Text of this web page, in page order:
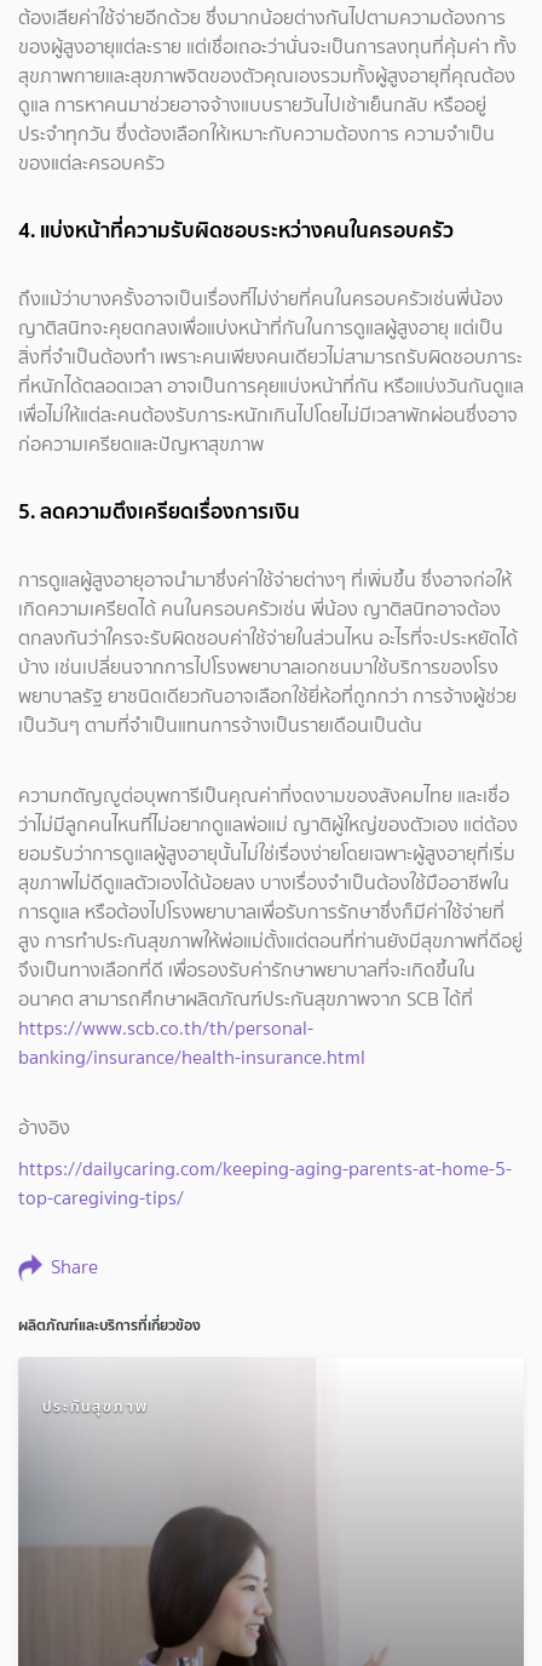
ต้องเสียค่าใช้จ่ายอีกด้วย ซึ่งมากน้อยต่างกันไปตามความต้องการ
ของผู้สูงอายุแต่ละราย แต่เชื่อเถอะว่านั่นจะเป็นการลงทุนที่คุ้มค่า ทั้ง
สุขภาพกายและสุขภาพจิตของตัวคุณเองรวมทั้งผู้สูงอายุที่คุณต้อง
ดูแล การหาคนมาช่วยอาจจ้างแบบรายวันไปเช้าเย็นกลับ หรืออยู่
ประจำทุกวัน ซึ่งต้องเลือกให้เหมาะกับความต้องการ ความจำเป็น
ของแต่ละครอบครัว
4. แบ่งหน้าที่ความรับผิดชอบระหว่างคนในครอบครัว
ถึงแม้ว่าบางครั้งอาจเป็นเรื่องที่ไม่ง่ายที่คนในครอบครัวเช่นพี่น้อง
ญาติสนิทจะคุยตกลงเพื่อแบ่งหน้าที่กันในการดูแลผู้สูงอายุ แต่เป็น
สิ่งที่จำเป็นต้องทำ เพราะคนเพียงคนเดียวไม่สามารถรับผิดชอบภาระ
ที่หนักได้ตลอดเวลา อาจเป็นการคุยแบ่งหน้าที่กัน หรือแบ่งวันกันดูแล
เพื่อไม่ให้แต่ละคนต้องรับภาระหนักเกินไปโดยไม่มีเวลาพักผ่อนซึ่งอาจ
ก่อความเครียดและปัญหาสุขภาพ
5. ลดความตึงเครียดเรื่องการเงิน
การดูแลผู้สูงอายุอาจนำมาซึ่งค่าใช้จ่ายต่างๆ ที่เพิ่มขึ้น ซึ่งอาจก่อให้
เกิดความเครียดได้ คนในครอบครัวเช่น พี่น้อง ญาติสนิทอาจต้อง
ตกลงกันว่าใครจะรับผิดชอบค่าใช้จ่ายในส่วนไหน อะไรที่จะประหยัดได้
บ้าง เช่นเปลี่ยนจากการไปโรงพยาบาลเอกชนมาใช้บริการของโรง
พยาบาลรัฐ ยาชนิดเดียวกันอาจเลือกใช้ยี่ห้อที่ถูกกว่า การจ้างผู้ช่วย
เป็นวันๆ ตามที่จำเป็นแทนการจ้างเป็นรายเดือนเป็นต้น
ความกตัญญูต่อบุพการีเป็นคุณค่าที่งดงามของสังคมไทย และเชื่อ
ว่าไม่มีลูกคนไหนที่ไม่อยากดูแลพ่อแม่ ญาติผู้ใหญ่ของตัวเอง แต่ต้อง
ยอมรับว่าการดูแลผู้สูงอายุนั้นไม่ใช่เรื่องง่ายโดยเฉพาะผู้สูงอายุที่เริ่ม
สุขภาพไม่ดีดูแลตัวเองได้น้อยลง บางเรื่องจำเป็นต้องใช้มืออาชีพใน
การดูแล หรือต้องไปโรงพยาบาลเพื่อรับการรักษาซึ่งก็มีค่าใช้จ่ายที่
สูง การทำประกันสุขภาพให้พ่อแม่ตั้งแต่ตอนที่ท่านยังมีสุขภาพที่ดีอยู่
จึงเป็นทางเลือกที่ดี เพื่อรองรับค่ารักษาพยาบาลที่จะเกิดขึ้นใน
อนาคต สามารถศึกษาผลิตภัณฑ์ประกันสุขภาพจาก SCB ได้ที่
https://www.scb.co.th/th/personal-
banking/insurance/health-insurance.html
อ้างอิง
https://dailycaring.com/keeping-aging-parents-at-home-5-
top-caregiving-tips/
Share
ผลิตภัณฑ์และบริการที่เกี่ยวข้อง
ประกันสุขภาพ